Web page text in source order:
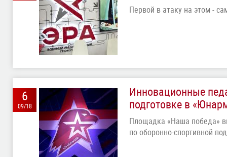
Первой в атаку на этом -
6
09/18
Инновационные
подготовке в
Площадка «Наша победа»
по оборонно-спортивной